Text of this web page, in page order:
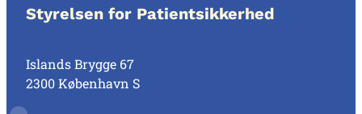
Styrelsen for Patientsikkerhed
Islands Brygge 67
2300 København S